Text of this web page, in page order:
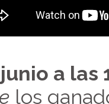
a las
los